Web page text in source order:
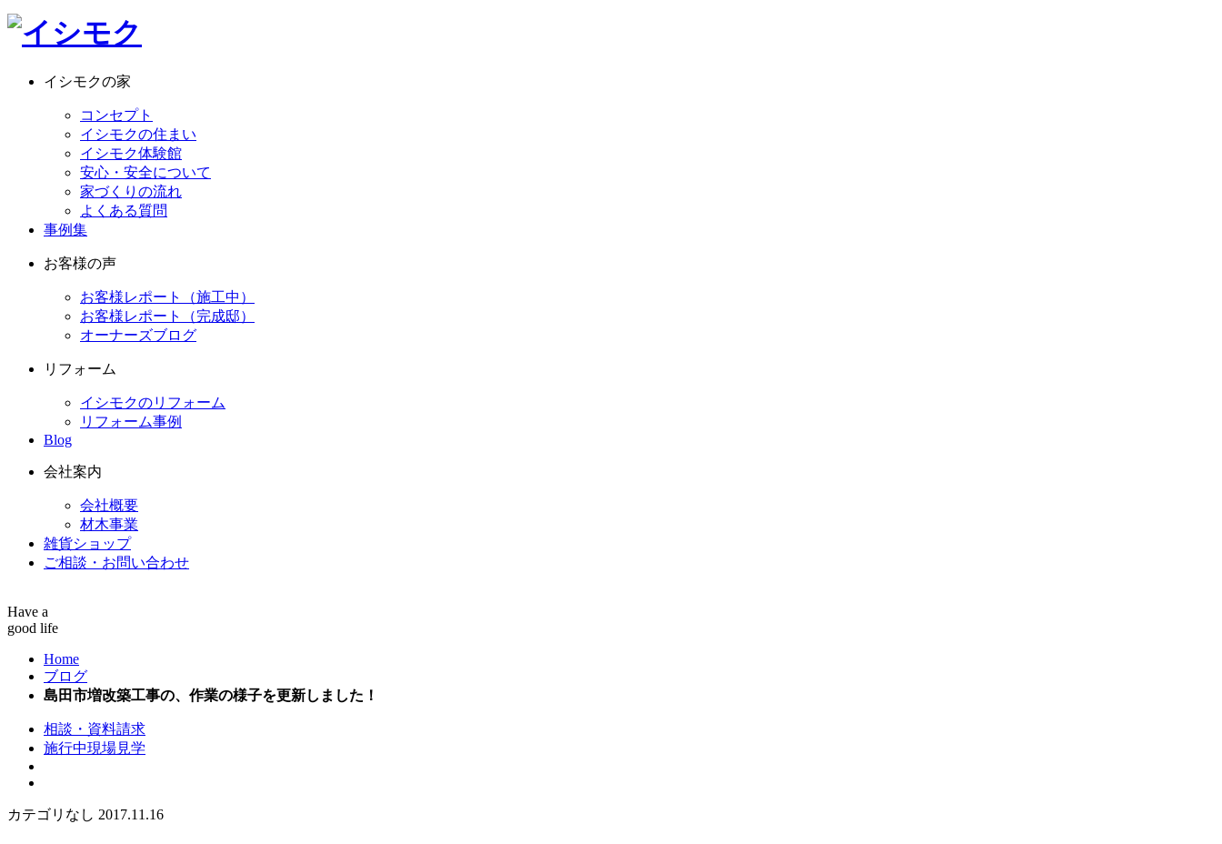
イシモクの家
コンセプト
イシモクの住まい
イシモク体験館
安心・安全について
家づくりの流れ
よくある質問
事例集
お客様の声
お客様レポート（施工中）
お客様レポート（完成邸）
オーナーズブログ
リフォーム
イシモクのリフォーム
リフォーム事例
Blog
会社案内
会社概要
材木事業
雑貨ショップ
ご相談・お問い合わせ
Have a
good life
Home
ブログ
島田市増改築工事の、作業の様子を更新しました！
相談・資料請求
施行中現場見学
カテゴリなし 2017.11.16